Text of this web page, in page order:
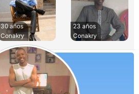
30 años
Conakry
23 años
Conakry